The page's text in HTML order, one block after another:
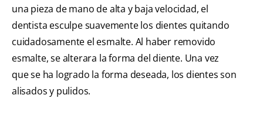
una pieza de mano de alta y baja velocidad, el
dentista esculpe suavemente los dientes quitando
cuidadosamente el esmalte. Al haber removido
esmalte, se alterara la forma del diente. Una vez
que se ha logrado la forma deseada, los dientes son
alisados y pulidos.